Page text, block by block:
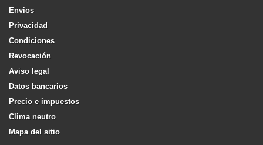
Envios
Privacidad
Condiciones
Revocación
Aviso legal
Datos bancarios
Precio e impuestos
Clima neutro
Mapa del sitio